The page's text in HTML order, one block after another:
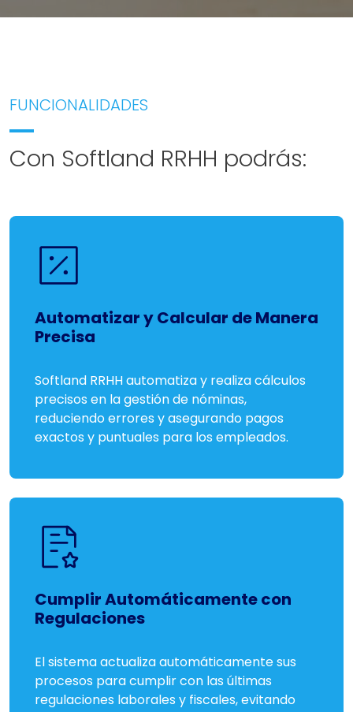
FUNCIONALIDADES
Con Softland RRHH podrás:
Automatizar y Calcular de Manera
Precisa
Softland RRHH automatiza y realiza cálculos
precisos en la gestión de nóminas,
reduciendo errores y asegurando pagos
exactos y puntuales para los empleados.
Cumplir Automáticamente con
Regulaciones
El sistema actualiza automáticamente sus
procesos para cumplir con las últimas
regulaciones laborales y fiscales, evitando